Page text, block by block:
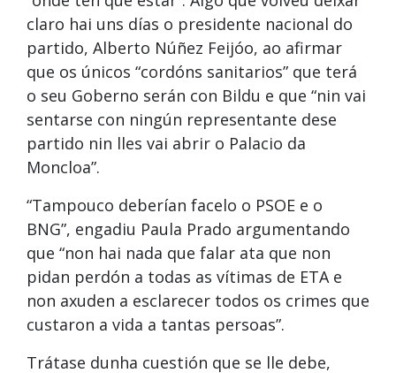
claro hai uns días o presidente nacional do
partido, Alberto Núñez Feijóo, ao afirmar
que os únicos “cordóns sanitarios” que terá
o seu Goberno serán con Bildu e que “nin vai
sentarse con ningún representante dese
partido nin lles vai abrir o Palacio da
Moncloa”.
“Tampouco deberían facelo o PSOE e o
BNG”, engadiu Paula Prado argumentando
que “non hai nada que falar ata que non
pidan perdón a todas as vítimas de ETA e
non axuden a esclarecer todos os crimes que
custaron a vida a tantas persoas”.
Trátase dunha cuestión que se lle debe,